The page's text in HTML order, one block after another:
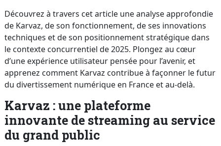
Découvrez à travers cet article une analyse approfondie
de Karvaz, de son fonctionnement, de ses innovations
techniques et de son positionnement stratégique dans
le contexte concurrentiel de 2025. Plongez au cœur
d’une expérience utilisateur pensée pour l’avenir, et
apprenez comment Karvaz contribue à façonner le futur
du divertissement numérique en France et au-delà.
Karvaz : une plateforme
innovante de streaming au service
du grand public